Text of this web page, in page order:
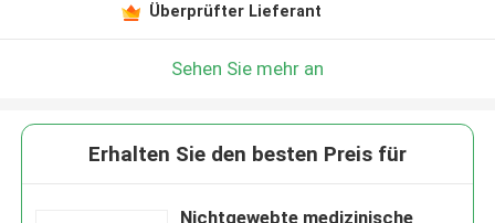
Überprüfter Lieferant
Sehen Sie mehr an
Erhalten Sie den besten Preis für
Nichtgewebte medizinische